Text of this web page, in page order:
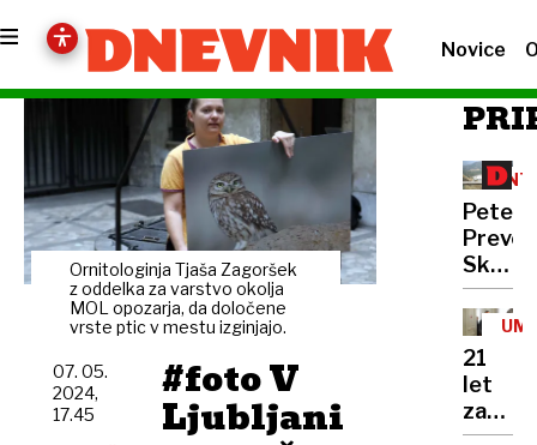
Novice
Ornitologinja Tjaša Zagoršek
z oddelka za varstvo okolja
MOL opozarja, da določene
vrste ptic v mestu izginjajo.
#foto V
Ljubljani
07. 05.
2024,
17.45
Peter
Prevc:
policaji
niso
dela
21
let
Bančni